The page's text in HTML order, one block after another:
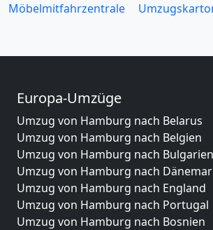
Möbelmitfahrzentrale
Europa-Umzüge
Umzug von Hamburg nach Belarus
Umzug von Hamburg nach Belgien
Umzug von Hamburg nach Bulgarien
Umzug von Hamburg nach
Umzug von Hamburg nach England
Umzug von Hamburg nach Portugal
Umzug von Hamburg nach Bosnien